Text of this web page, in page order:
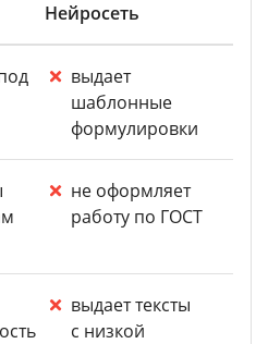
Нейросеть
выдает
шаблонные
формулировки
не оформляет
работу по ГОСТ
выдает тексты
с низкой